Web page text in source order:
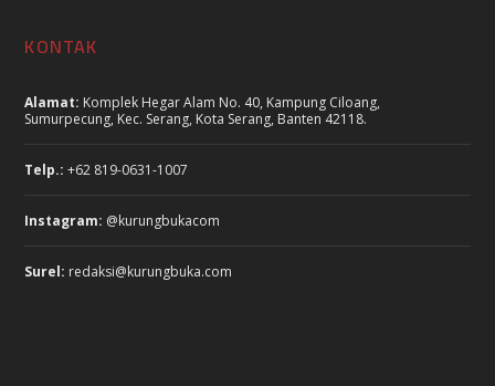
KONTAK
Alamat: Komplek Hegar Alam No. 40, Kampung Ciloang,
Sumurpecung, Kec. Serang, Kota Serang, Banten 42118.
Telp.: +62 819-0631-1007
Instagram: @kurungbukacom
Surel: redaksi@kurungbuka.com